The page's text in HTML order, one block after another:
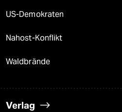
US-Demokraten
Nahost-Konflikt
Waldbrände
Verlag